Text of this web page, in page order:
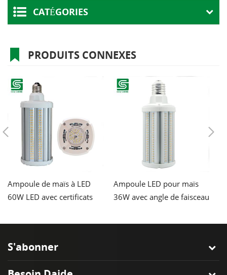
CATÉGORIES
PRODUITS CONNEXES
Ampoule de maïs à LED
60W LED avec certificats
Ampoule LED pour maïs
36W avec angle de faisceau
S'abonner